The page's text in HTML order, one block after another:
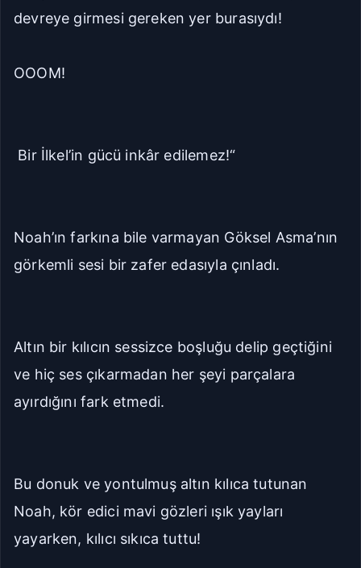
devreye girmesi gereken yer burasıydı!
OOOM!
Bir İlkel’in gücü inkâr edilemez!“
Noah’ın farkına bile varmayan Göksel Asma’nın
görkemli sesi bir zafer edasıyla çınladı.
Altın bir kılıcın sessizce boşluğu delip geçtiğini
ve hiç ses çıkarmadan her şeyi parçalara
ayırdığını fark etmedi.
Bu donuk ve yontulmuş altın kılıca tutunan
Noah, kör edici mavi gözleri ışık yayları
yayarken, kılıcı sıkıca tuttu!